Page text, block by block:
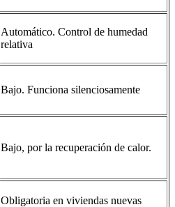
Automático. Control de humedad
relativa
Bajo. Funciona silenciosamente
Bajo, por la recuperación de calor.
Obligatoria en viviendas nuevas